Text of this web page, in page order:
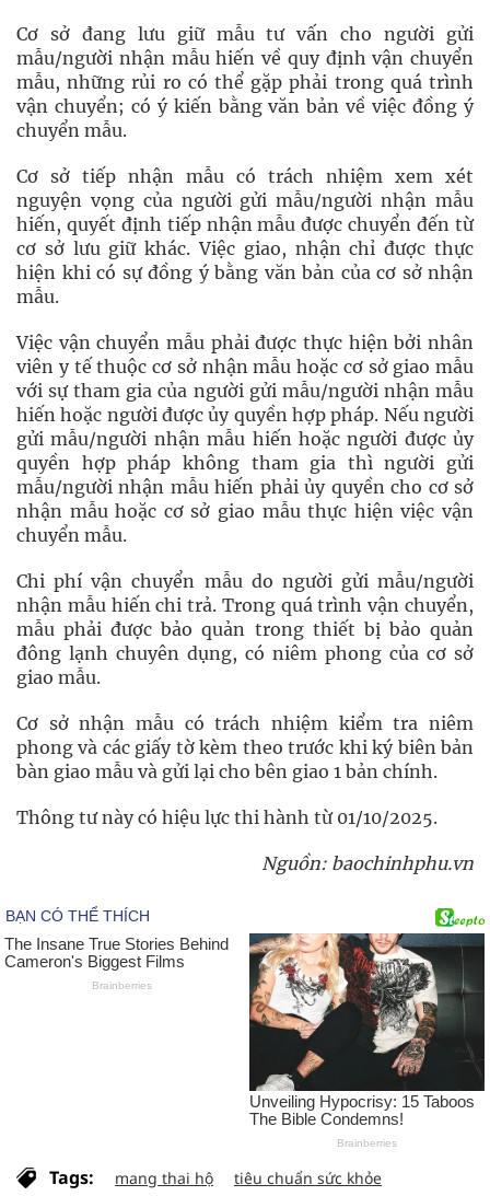
Cơ sở đang lưu giữ mẫu tư vấn cho người gửi
mẫu/người nhận mẫu hiến về quy định vận chuyển
mẫu, những rủi ro có thể gặp phải trong quá trình
vận chuyển; có ý kiến bằng văn bản về việc đồng ý
chuyển mẫu.
Cơ sở tiếp nhận mẫu có trách nhiệm xem xét
nguyện vọng của người gửi mẫu/người nhận mẫu
hiến, quyết định tiếp nhận mẫu được chuyển đến từ
cơ sở lưu giữ khác. Việc giao, nhận chỉ được thực
hiện khi có sự đồng ý bằng văn bản của cơ sở nhận
mẫu.
Việc vận chuyển mẫu phải được thực hiện bởi nhân
viên y tế thuộc cơ sở nhận mẫu hoặc cơ sở giao mẫu
với sự tham gia của người gửi mẫu/người nhận mẫu
hiến hoặc người được ủy quyền hợp pháp. Nếu người
gửi mẫu/người nhận mẫu hiến hoặc người được ủy
quyền hợp pháp không tham gia thì người gửi
mẫu/người nhận mẫu hiến phải ủy quyền cho cơ sở
nhận mẫu hoặc cơ sở giao mẫu thực hiện việc vận
chuyển mẫu.
Chi phí vận chuyển mẫu do người gửi mẫu/người
nhận mẫu hiến chi trả. Trong quá trình vận chuyển,
mẫu phải được bảo quản trong thiết bị bảo quản
đông lạnh chuyên dụng, có niêm phong của cơ sở
giao mẫu.
Cơ sở nhận mẫu có trách nhiệm kiểm tra niêm
phong và các giấy tờ kèm theo trước khi ký biên bản
bàn giao mẫu và gửi lại cho bên giao 1 bản chính.
Thông tư này có hiệu lực thi hành từ 01/10/2025.
Nguồn: baochinhphu.vn
Tags: mang thai hộ tiêu chuẩn sức khỏe